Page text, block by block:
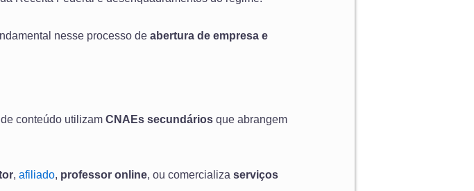
nesse processo de abertura de empresa e
conteúdo utilizam CNAEs secundários que abrangem
, afiliado, professor online, ou comercializa serviços